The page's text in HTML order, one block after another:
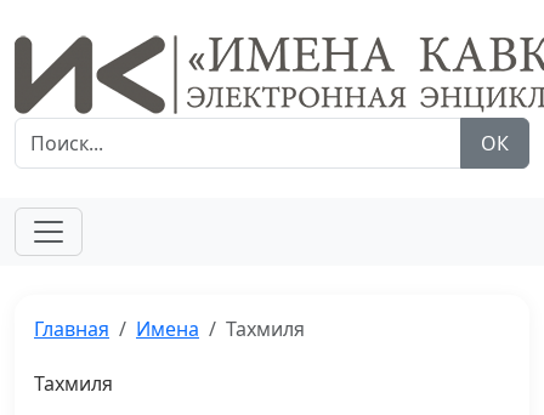
ОК
Главная Имена Тахмиля
Тахмиля